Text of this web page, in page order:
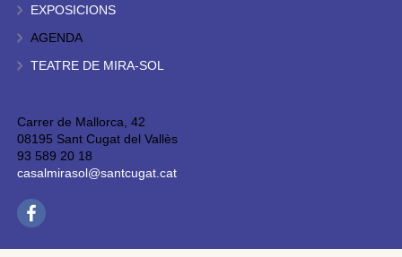
EXPOSICIONS
AGENDA
TEATRE DE MIRA-SOL
Carrer de Mallorca, 42
08195 Sant Cugat del Vallès
93 589 20 18
casalmirasol@santcugat.cat